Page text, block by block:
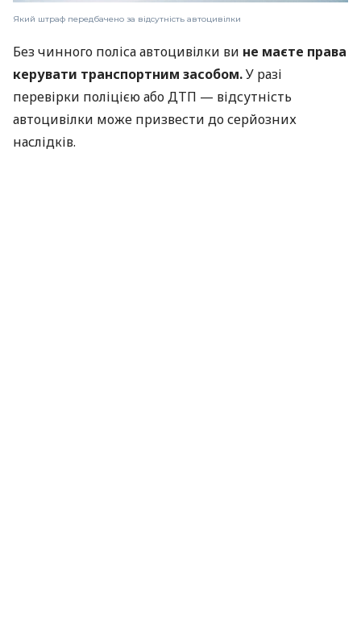
Який штраф передбачено за відсутність автоцивілки
Без чинного поліса автоцивілки ви не маєте права
керувати транспортним засобом.У разі
перевірки поліцією або ДТП — відсутність
автоцивілки може призвести до серйозних
наслідків.